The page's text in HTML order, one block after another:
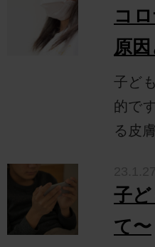
コ
原
子ど
的で
る皮
子
て〜